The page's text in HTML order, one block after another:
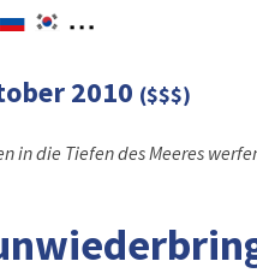
2010 ($$$)
in die Tiefen des Meeres